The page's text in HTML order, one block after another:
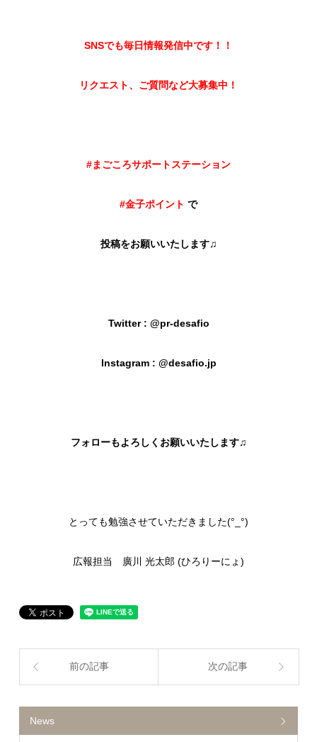
SNSでも毎日情報発信中です！！
リクエスト、ご質問など大募集中！
#まごころサポートステーション
#金子ポイント で
投稿をお願いいたします♫
Twitter : @pr-desafio
Instagram : @desafio.jp
フォローもよろしくお願いいたします♫
とっても勉強させていただきました(°_°)
広報担当 廣川 光太郎 (ひろりーにょ)
前の記事 次の記事
News